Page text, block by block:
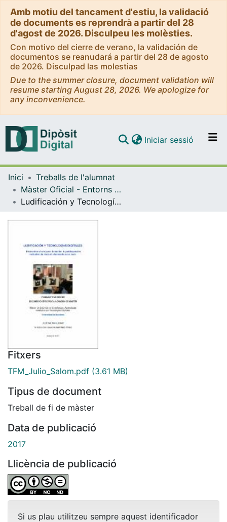
Amb motiu del tancament d'estiu, la validació
de documents es reprendrà a partir del 28
d'agost de 2026. Disculpeu les molèsties.
Con motivo del cierre de verano, la validación de
documentos se reanudará a partir del 28 de agosto
de 2026. Disculpad las molestias
Due to the summer closure, document validation will
resume starting August 28, 2026. We apologize for
any inconvenience.
Navega per tot el DD
Com publicar
Iniciar sessió (current)
Inici
Treballs de l'alumnat
Màster Oficial - Entorns d’Ensenyament i Aprenentatge amb Tecnologies Digitals
Ludificación y Tecnologías Digitales. Elementos clave para fomentar la participación inclusiva de todo el alumnado en el aula
Fitxers
TFM_Julio_Salom.pdf (3.61 MB)
Tipus de document
Treball de fi de màster
Data de publicació
2017
Llicència de publicació
Si us plau utilitzeu sempre aquest identificador